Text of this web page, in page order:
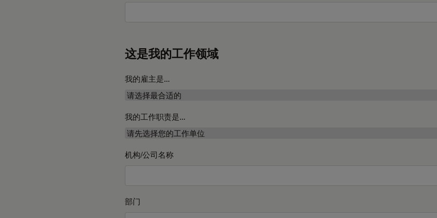
这是我的工作领域
我的雇主是...
我的工作职责是...
机构/公司名称
部门